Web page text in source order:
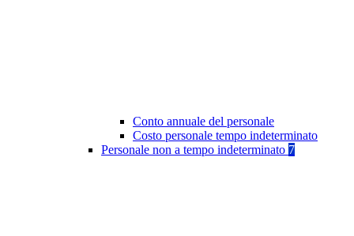
Conto annuale del personale
Costo personale tempo indeterminato
Personale non a tempo indeterminato 7